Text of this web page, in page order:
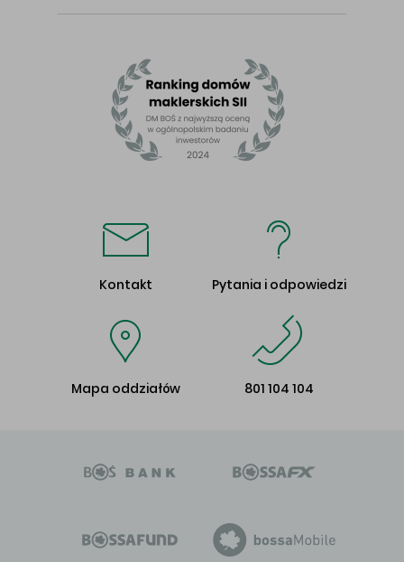
Kontakt Pytania i odpowiedzi
Mapa oddziałów 801 104 104